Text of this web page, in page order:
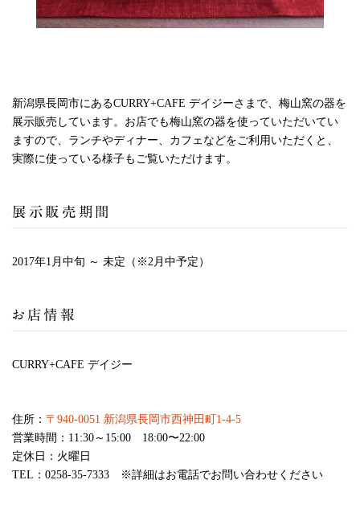
新潟県長岡市にあるCURRY+CAFE デイジーさまで、梅山窯の器を
展示販売しています。お店でも梅山窯の器を使っていただいてい
ますので、ランチやディナー、カフェなどをご利用いただくと、
実際に使っている様子もご覧いただけます。
展示販売期間
2017年1月中旬 ～ 未定（※2月中予定）
お店情報
CURRY+CAFE デイジー
住所： 〒940-0051 新潟県長岡市西神田町1-4-5
営業時間：11:30～15:00 18:00〜22:00
定休日：火曜日
TEL：0258-35-7333 ※詳細はお電話でお問い合わせください